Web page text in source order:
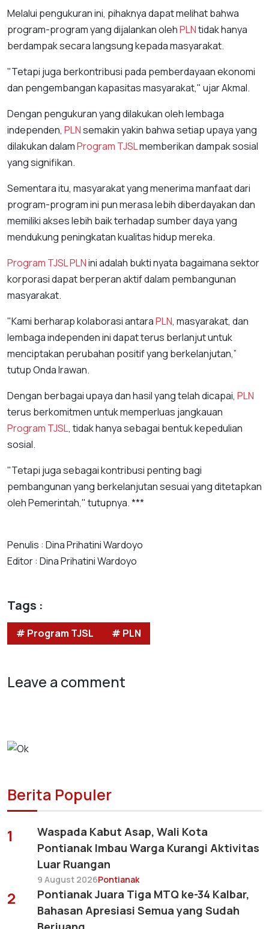
Melalui pengukuran ini, pihaknya dapat melihat bahwa
program-program yang dijalankan olehPLNtidak hanya
berdampak secara langsung kepada masyarakat.
"Tetapi juga berkontribusi pada pemberdayaan ekonomi
dan pengembangan kapasitas masyarakat," ujar Akmal.
Dengan pengukuran yang dilakukan oleh lembaga
independen, PLNsemakin yakin bahwa setiap upaya yang
dilakukan dalamProgram TJSLmemberikan dampak sosial
yang signifikan.
Sementara itu, masyarakat yang menerima manfaat dari
program-program ini pun merasa lebih diberdayakan dan
memiliki akses lebih baik terhadap sumber daya yang
mendukung peningkatan kualitas hidup mereka.
Program TJSLPLNini adalah bukti nyata bagaimana sektor
korporasi dapat berperan aktif dalam pembangunan
masyarakat.
"Kami berharap kolaborasi antaraPLN, masyarakat, dan
lembaga independen ini dapat terus berlanjut untuk
menciptakan perubahan positif yang berkelanjutan,”
tutup Onda Irawan.
Dengan berbagai upaya dan hasil yang telah dicapai, PLN
terus berkomitmen untuk memperluas jangkauan
Program TJSL, tidak hanya sebagai bentuk kepedulian
sosial.
"Tetapi juga sebagai kontribusi penting bagi
pembangunan yang berkelanjutan sesuai yang ditetapkan
oleh Pemerintah," tutupnya. ***
Penulis : Dina Prihatini Wardoyo
Editor : Dina Prihatini Wardoyo
Tags :
# Program TJSL # PLN
Leave a comment
Berita Populer
1
Waspada Kabut Asap, Wali Kota
Pontianak Imbau Warga Kurangi Aktivitas
Luar Ruangan
9 August 2026Pontianak
2
Pontianak Juara Tiga MTQ ke-34 Kalbar,
Bahasan Apresiasi Semua yang Sudah